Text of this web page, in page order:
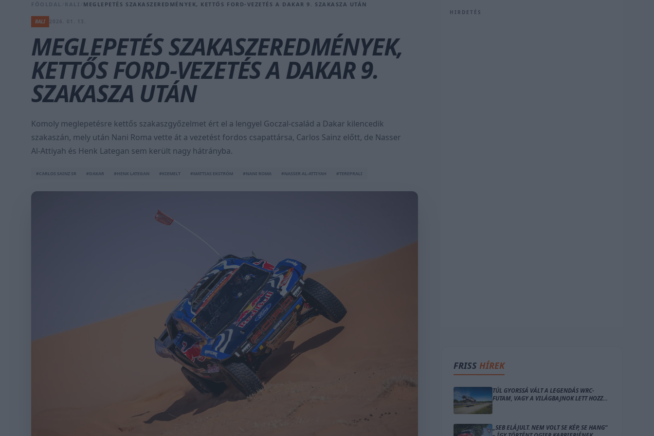
FŐOLDAL RALI MEGLEPETÉS SZAKASZEREDMÉNYEK, KETTŐS FORD-VEZETÉS A DAKAR 9. SZAKASZA UTÁN
RALI
MEGLEPETÉS SZAKASZEREDMÉNYEK,
KETTŐS FORD-VEZETÉS A DAKAR 9.
SZAKASZA UTÁN
Komoly meglepetésre kettős szakaszgyőzelmet ért el a lengyel Goczal-család a Dakar kilencedik
szakaszán, mely után Nani Roma vette át a vezetést fordos csapattársa, Carlos Sainz előtt, de Nasser
Al-Attiyah és Henk Lategan sem került nagy hátrányba.
#CARLOS SAINZ SR #DAKAR #HENK LATEGAN #KIEMELT #MATTIAS EKSTRÖM #NANI ROMA #NASSER AL-ATTIYAH #TEREPRALI
HIRDETÉS
FRISS HÍREK
TÚL GYORSSÁ VÁLT A LEGENDÁS WRC-
FUTAM, VAGY A VILÁGBAJNOK LETT HOZZÁ
TÚL ÖREG?
„SEB ELÁJULT. NEM VOLT SE KÉP, SE HANG”